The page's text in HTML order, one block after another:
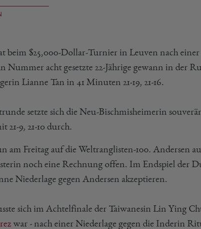
beim $25,000-Dollar-Turnier in Leuven nach
Nummer acht gesetzte 22-Jährige gewann in der
Lianne Tan in 41 Minuten 21-19, 21-16.
setzte sich die Neu-Bischmisheimerin
21-9, 21-10 durch.
am Freitag auf die Weltranglisten-100. Andersen
noch eine Rechnung offen. Im Endspiel der
Niederlage gegen Andersen akzeptieren.
sich im Achtelfinale der Taiwanesin Lin Ying
war - nach einer Niederlage gegen die Inderin